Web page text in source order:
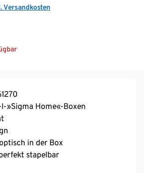
Versandkosten
»Sigma Home«-Boxen
in der Box
stapelbar